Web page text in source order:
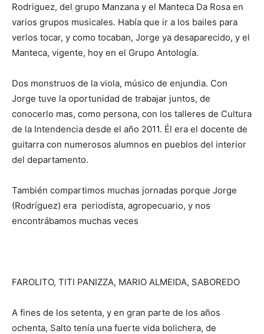
Rodriguez, del grupo Manzana y el Manteca Da Rosa en
varios grupos musicales. Había que ir a los bailes para
verlos tocar, y como tocaban, Jorge ya desaparecido, y el
Manteca, vigente, hoy en el Grupo Antología.
Dos monstruos de la viola, músico de enjundia. Con
Jorge tuve la oportunidad de trabajar juntos, de
conocerlo mas, como persona, con los talleres de Cultura
de la Intendencia desde el año 2011. Él era el docente de
guitarra con numerosos alumnos en pueblos del interior
del departamento.
También compartimos muchas jornadas porque Jorge
(Rodríguez) era periodista, agropecuario, y nos
encontrábamos muchas veces
FAROLITO, TITI PANIZZA, MARIO ALMEIDA, SABOREDO
A fines de los setenta, y en gran parte de los años
ochenta, Salto tenía una fuerte vida bolichera, de